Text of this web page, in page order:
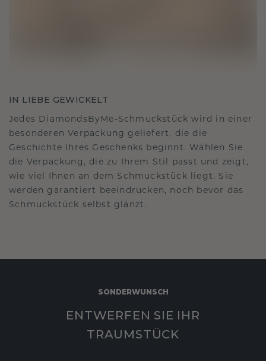
IN LIEBE GEWICKELT
Jedes DiamondsByMe-Schmuckstück wird in einer
besonderen Verpackung geliefert, die die
Geschichte Ihres Geschenks beginnt. Wählen Sie
die Verpackung, die zu Ihrem Stil passt und zeigt,
wie viel Ihnen an dem Schmuckstück liegt. Sie
werden garantiert beeindrucken, noch bevor das
Schmuckstück selbst glänzt.
SONDERWUNSCH
ENTWERFEN SIE IHR
TRAUMSTÜCK